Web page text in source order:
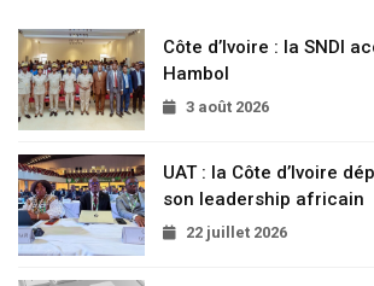
Côte d’Ivoire : la SNDI
Hambol
3 août 2026
UAT : la Côte d’Ivoire
son leadership africain
22 juillet 2026